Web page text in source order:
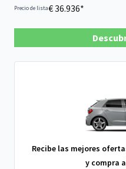
Precio de lista€ 36.936*
Recibe las mejores
y compra